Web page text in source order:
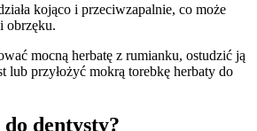
kojąco i przeciwzapalnie, co może
obrzęku.
mocną herbatę z rumianku, ostudzić ją
lub przyłożyć mokrą torebkę herbaty do
dentysty?